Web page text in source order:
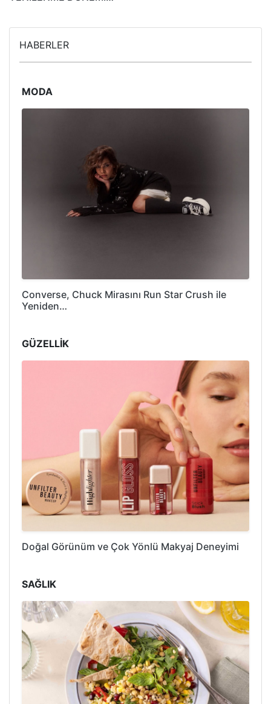
HABERLER
MODA
Converse, Chuck Mirasını Run Star Crush ile
Yeniden…
GÜZELLİK
Doğal Görünüm ve Çok Yönlü Makyaj Deneyimi
SAĞLIK